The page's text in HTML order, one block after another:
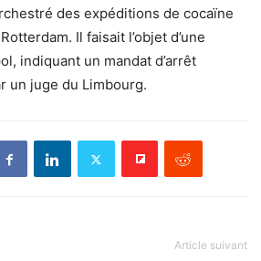
des expéditions de cocaïne
Il faisait l’objet d’une
indiquant un mandat d’arrêt
un juge du Limbourg.
Article suivant